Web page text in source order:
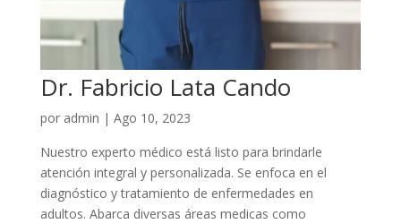
Dr. Fabricio Lata Cando
por admin | Ago 10, 2023
Nuestro experto médico está listo para brindarle
atención integral y personalizada. Se enfoca en el
diagnóstico y tratamiento de enfermedades en
adultos. Abarca diversas áreas medicas como